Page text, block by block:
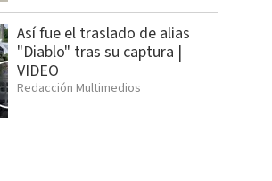
Así fue el traslado de alias
"Diablo" tras su captura |
VIDEO
Redacción Multimedios